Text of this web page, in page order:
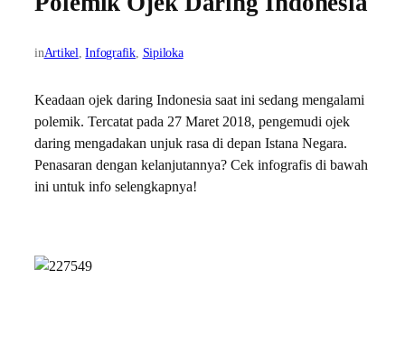
inArtikel, Infografik, Sipiloka
Keadaan ojek daring Indonesia saat ini sedang mengalami
polemik. Tercatat pada 27 Maret 2018, pengemudi ojek
daring mengadakan unjuk rasa di depan Istana Negara.
Penasaran dengan kelanjutannya? Cek infografis di bawah
ini untuk info selengkapnya!